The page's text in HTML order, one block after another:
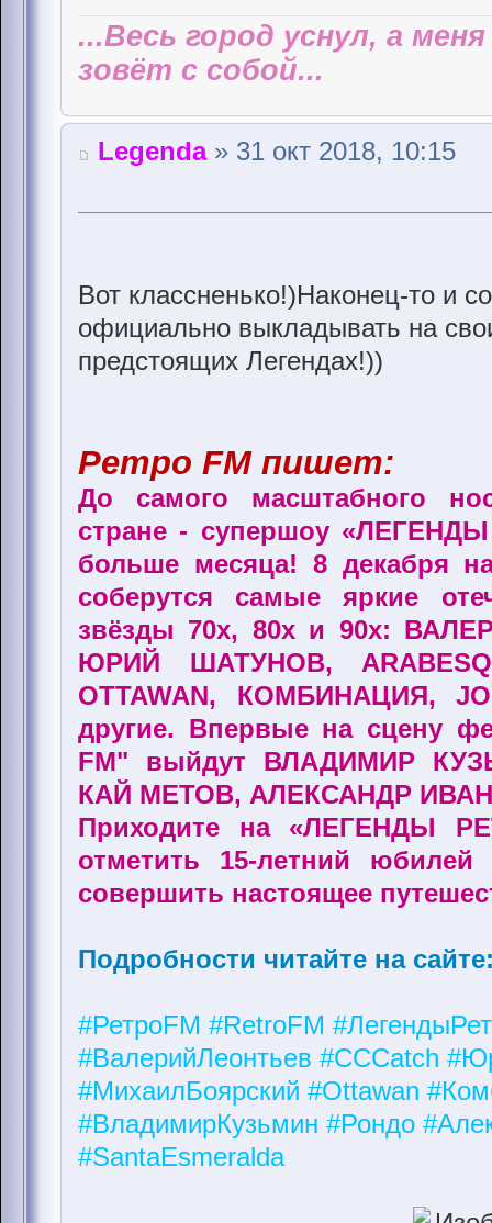
...Весь город уснул, а
зовёт с собой...
Legenda» 31 окт 2018, 10:15
Вот классненько!)Наконец-то и
официально выкладывать на
предстоящих Легендах!))
Ретро FM пишет:
До самого масштабного
стране - супершоу
больше месяца! 8 декабря
соберутся самые яркие
звёзды 70х, 80х и 90х:
ЮРИЙ ШАТУНОВ,
OTTAWAN, КОМБИНАЦИЯ,
другие. Впервые на сцену
FM" выйдут ВЛАДИМИР
КАЙ МЕТОВ, АЛЕКСАНДР
Приходите на «ЛЕГЕНДЫ
отметить 15-летний
совершить настоящее
Подробности читайте на
#РетроFM #RetroFM
#ВалерийЛеонтьев #CCCatch
#МихаилБоярский #Ottawan
#ВладимирКузьмин #Рондо
#SantaEsmeralda